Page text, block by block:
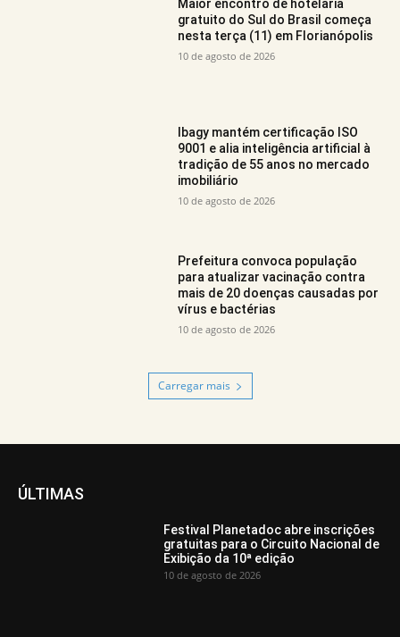
Maior encontro de hotelaria
gratuito do Sul do Brasil começa
nesta terça (11) em Florianópolis
10 de agosto de 2026
Ibagy mantém certificação ISO
9001 e alia inteligência artificial à
tradição de 55 anos no mercado
imobiliário
10 de agosto de 2026
Prefeitura convoca população
para atualizar vacinação contra
mais de 20 doenças causadas por
vírus e bactérias
10 de agosto de 2026
Carregar mais
ÚLTIMAS
Festival Planetadoc abre inscrições
gratuitas para o Circuito Nacional de
Exibição da 10ª edição
10 de agosto de 2026